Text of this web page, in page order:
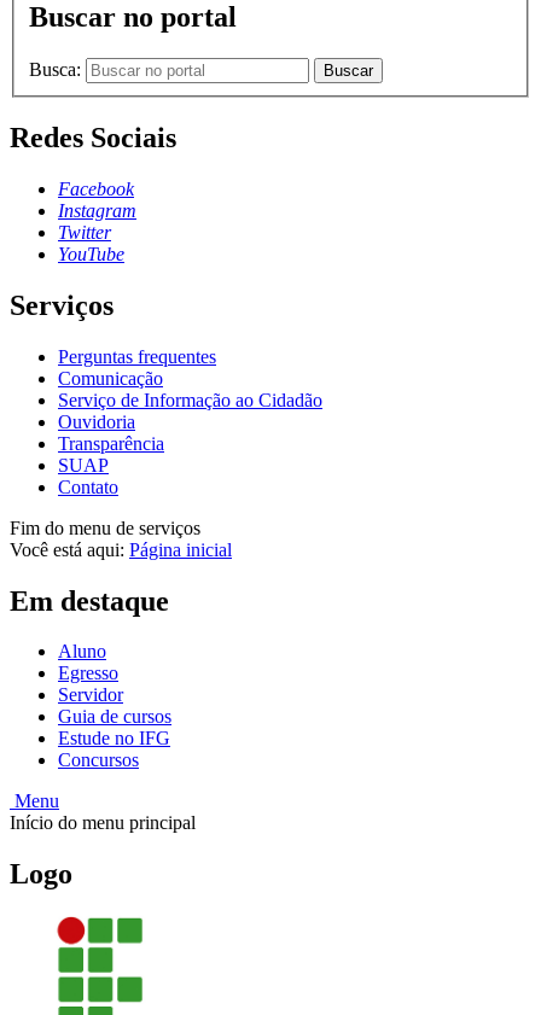
Buscar no portal
Busca: Buscar
Redes Sociais
Facebook
Instagram
Twitter
YouTube
Serviços
Perguntas frequentes
Comunicação
Serviço de Informação ao Cidadão
Ouvidoria
Transparência
SUAP
Contato
Fim do menu de serviços
Você está aqui: Página inicial
Em destaque
Aluno
Egresso
Servidor
Guia de cursos
Estude no IFG
Concursos
Menu
Início do menu principal
Logo